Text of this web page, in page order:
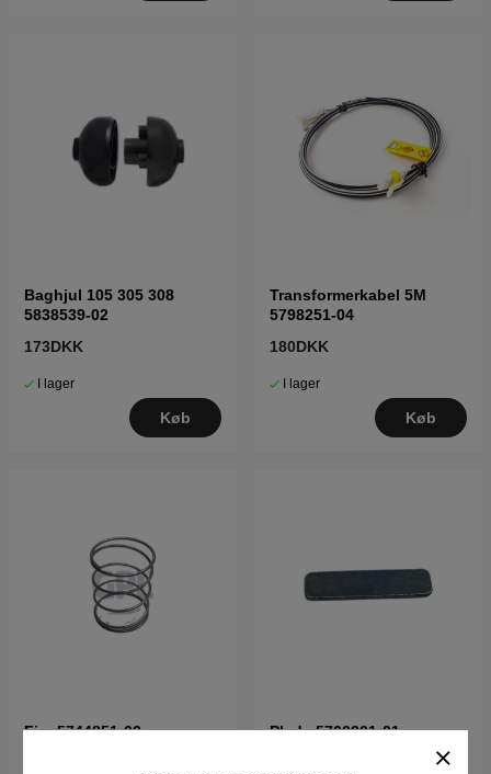
Baghjul 105 305 308
5838539-02
173DKK
I lager
Køb
Transformerkabel 5M
5798251-04
180DKK
I lager
Køb
Fjer 5744851-02 Plade 5760301-01